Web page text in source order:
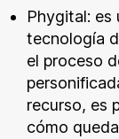
Phygital: es
tecnología
el proceso
recurso, es
cómo